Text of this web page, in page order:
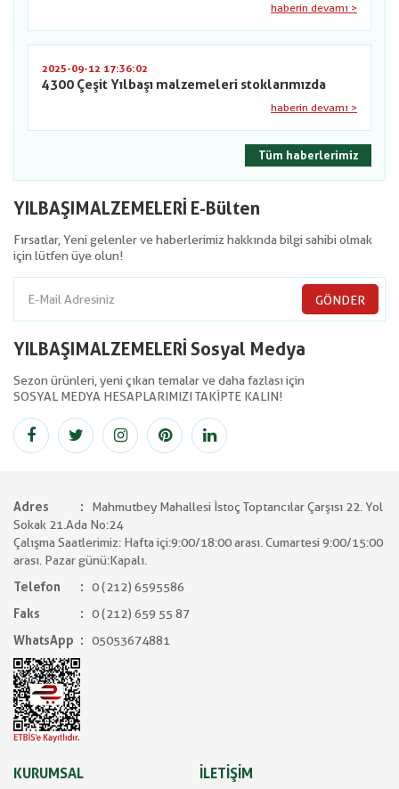
haberin devamı >
2025-09-12 17:36:02
4300 Çeşit Yılbaşı malzemeleri stoklarımızda
haberin devamı >
Tüm haberlerimiz
YILBAŞIMALZEMELERİ E-Bülten
Fırsatlar, Yeni gelenler ve haberlerimiz hakkında bilgi sahibi olmak
için lütfen üye olun!
GÖNDER
YILBAŞIMALZEMELERİ Sosyal Medya
Sezon ürünleri, yeni çıkan temalar ve daha fazlası için
SOSYAL MEDYA HESAPLARIMIZI TAKİPTE KALIN!
Adres
Mahmutbey Mahallesi İstoç Toptancılar Çarşısı 22. Yol
Sokak 21.Ada No:24
Çalışma Saatlerimiz: Hafta içi:9:00/18:00 arası. Cumartesi 9:00/15:00
arası. Pazar günü:Kapalı.
Telefon
0 (212) 6595586
Faks
0 (212) 659 55 87
WhatsApp
05053674881
KURUMSAL İLETİŞİM